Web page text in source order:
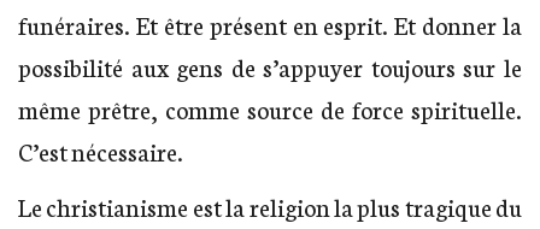
funéraires. Et être présent en esprit. Et donner la
possibilité aux gens de s’appuyer toujours sur le
même prêtre, comme source de force spirituelle.
C’est nécessaire.
Le christianisme est la religion la plus tragique du